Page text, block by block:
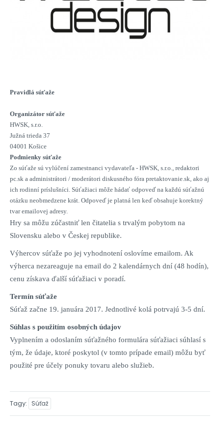
Pravidlá súťaže
Organizátor súťaže
HWSK, s.r.o.
Južná trieda 37
04001 Košice
Podmienky súťaže
Zo súťaže sú vylúčení zamestnanci vydavateľa - HWSK, s.r.o., redaktori
pc.sk a administrátori / moderátori diskusného fóra pretaktovanie.sk, ako aj
ich rodinní príslušníci. Súťažiaci môže hádať odpoveď na každú súťažnú
otázku neobmedzene krát. Odpoveď je platná len keď obsahuje korektný
tvar emailovej adresy.
Hry sa môžu zúčastniť len čitatelia s trvalým pobytom na
Slovensku alebo v Českej republike.
Výhercov súťaže po jej vyhodnotení oslovíme emailom. Ak
výherca nezareaguje na email do 2 kalendárnych dní (48 hodín),
cenu získava ďalší súťažiaci v poradí.
Termín súťaže
Súťaž začne 19. januára 2017. Jednotlivé kolá potrvajú 3-5 dní.
Súhlas s použitím osobných údajov
Vyplnením a odoslaním súťažného formulára súťažiaci súhlasí s
tým, že údaje, ktoré poskytol (v tomto prípade email) môžu byť
použité pre účely ponuky tovaru alebo služieb.
Tagy Súťaž